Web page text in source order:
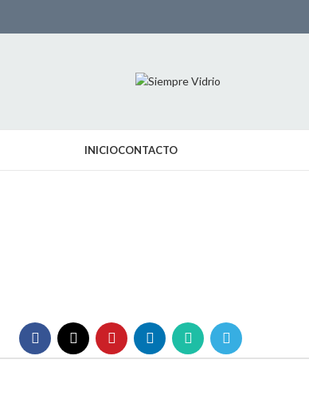
INICIOCONTACTO